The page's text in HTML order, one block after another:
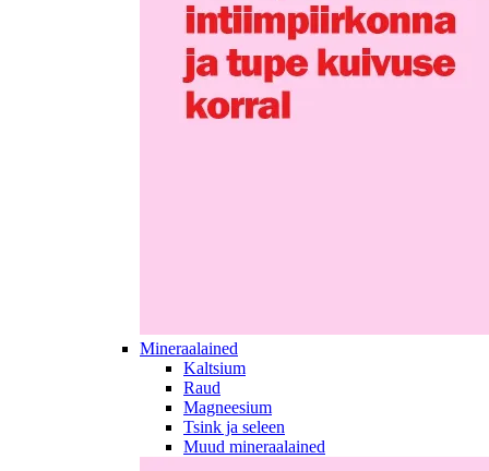
Mineraalained
Kaltsium
Raud
Magneesium
Tsink ja seleen
Muud mineraalained